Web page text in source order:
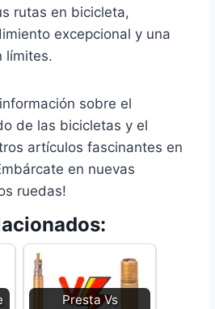
rutas en bicicleta,
excepcional y una
límites.
sobre el
de las bicicletas y el
artículos fascinantes en
en nuevas
ruedas!
Presta Vs